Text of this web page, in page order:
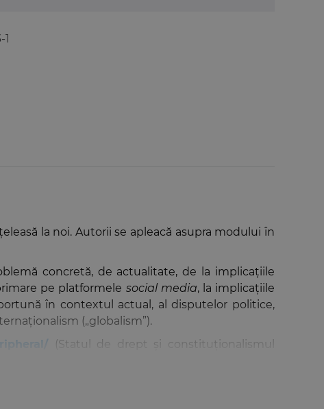
la noi. Autorii se apleacă asupra modului în
concretă, de actualitate, de la implicațiile
pe platformele social media, la implicațiile
în contextul actual, al disputelor politice,
(„globalism”).
(Statul de drept și constituționalismul
angrenați între 2022 și 2024.